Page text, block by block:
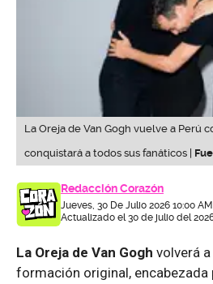
La Oreja de Van Gogh vuelve a Perú
conquistará a todos sus fanáticos |
Redacción Corazón
Jueves, 30 De Julio 2026 10:00 AM
Actualizado el 30 de julio del 2026
La Oreja de Van Gogh volverá
formación original, encabezada